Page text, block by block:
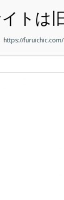
https://furuichic.com/